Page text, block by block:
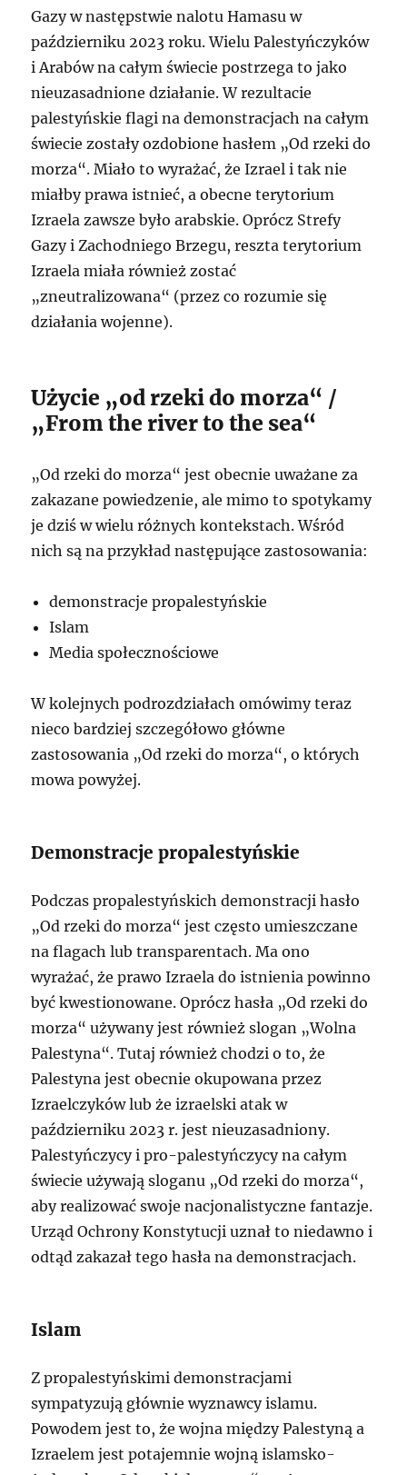
Gazy w następstwie nalotu Hamasu w
październiku 2023 roku. Wielu Palestyńczyków
i Arabów na całym świecie postrzega to jako
nieuzasadnione działanie. W rezultacie
palestyńskie flagi na demonstracjach na całym
świecie zostały ozdobione hasłem „Od rzeki do
morza“. Miało to wyrażać, że Izrael i tak nie
miałby prawa istnieć, a obecne terytorium
Izraela zawsze było arabskie. Oprócz Strefy
Gazy i Zachodniego Brzegu, reszta terytorium
Izraela miała również zostać
„zneutralizowana“ (przez co rozumie się
działania wojenne).
Użycie „od rzeki do morza“ /
„From the river to the sea“
„Od rzeki do morza“ jest obecnie uważane za
zakazane powiedzenie, ale mimo to spotykamy
je dziś w wielu różnych kontekstach. Wśród
nich są na przykład następujące zastosowania:
demonstracje propalestyńskie
Islam
Media społecznościowe
W kolejnych podrozdziałach omówimy teraz
nieco bardziej szczegółowo główne
zastosowania „Od rzeki do morza“, o których
mowa powyżej.
Demonstracje propalestyńskie
Podczas propalestyńskich demonstracji hasło
„Od rzeki do morza“ jest często umieszczane
na flagach lub transparentach. Ma ono
wyrażać, że prawo Izraela do istnienia powinno
być kwestionowane. Oprócz hasła „Od rzeki do
morza“ używany jest również slogan „Wolna
Palestyna“. Tutaj również chodzi o to, że
Palestyna jest obecnie okupowana przez
Izraelczyków lub że izraelski atak w
październiku 2023 r. jest nieuzasadniony.
Palestyńczycy i pro-palestyńczycy na całym
świecie używają sloganu „Od rzeki do morza“,
aby realizować swoje nacjonalistyczne fantazje.
Urząd Ochrony Konstytucji uznał to niedawno i
odtąd zakazał tego hasła na demonstracjach.
Islam
Z propalestyńskimi demonstracjami
sympatyzują głównie wyznawcy islamu.
Powodem jest to, że wojna między Palestyną a
Izraelem jest potajemnie wojną islamsko-